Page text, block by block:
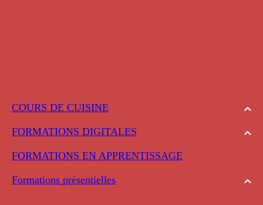
COURS DE CUISINE
FORMATIONS DIGITALES
FORMATIONS EN APPRENTISSAGE
Formations présentielles